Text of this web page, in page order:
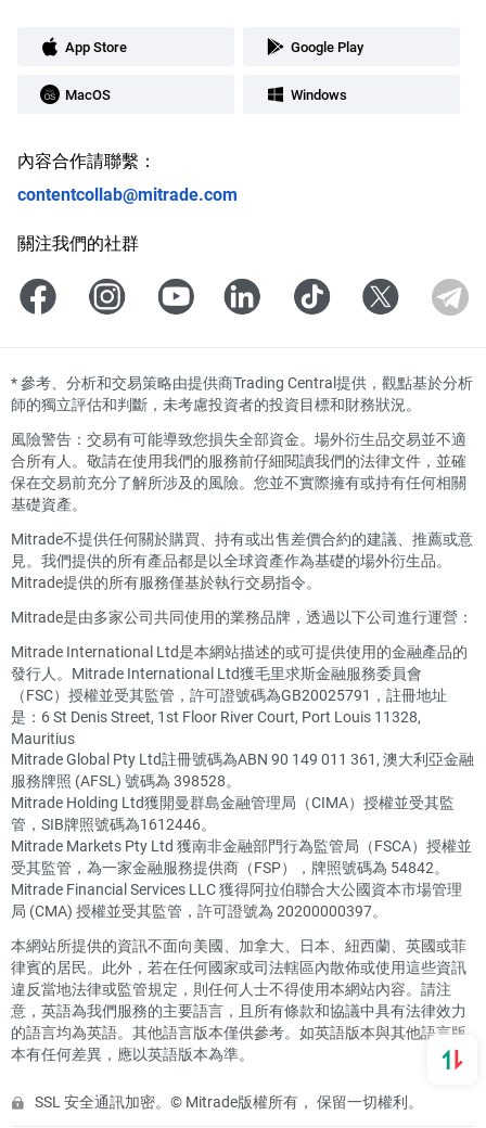
App Store Google Play
MacOS Windows
內容合作請聯繫：
contentcollab@mitrade.com
關注我們的社群
*參考、分析和交易策略由提供商Trading Central提供，觀點基於分析
師的獨立評估和判斷，未考慮投資者的投資目標和財務狀況。
風險警告：交易有可能導致您損失全部資金。場外衍生品交易並不適
合所有人。敬請在使用我們的服務前仔細閱讀我們的法律文件，並確
保在交易前充分了解所涉及的風險。您並不實際擁有或持有任何相關
基礎資產。
Mitrade不提供任何關於購買、持有或出售差價合約的建議、推薦或意
見。我們提供的所有產品都是以全球資產作為基礎的場外衍生品。
Mitrade提供的所有服務僅基於執行交易指令。
Mitrade是由多家公司共同使用的業務品牌，透過以下公司進行運營：
Mitrade International Ltd是本網站描述的或可提供使用的金融產品的
發行人。Mitrade International Ltd獲毛里求斯金融服務委員會
（FSC）授權並受其監管，許可證號碼為GB20025791，註冊地址
是：6 St Denis Street, 1st Floor River Court, Port Louis 11328,
Mauritius
Mitrade Global Pty Ltd註冊號碼為ABN 90 149 011 361, 澳大利亞金融
服務牌照 (AFSL) 號碼為 398528。
Mitrade Holding Ltd獲開曼群島金融管理局（CIMA）授權並受其監
管，SIB牌照號碼為1612446。
Mitrade Markets Pty Ltd 獲南非金融部門行為監管局（FSCA）授權並
受其監管，為一家金融服務提供商（FSP），牌照號碼為 54842。
Mitrade Financial Services LLC 獲得阿拉伯聯合大公國資本市場管理
局 (CMA) 授權並受其監管，許可證號為 20200000397。
本網站所提供的資訊不面向美國、加拿大、日本、紐西蘭、英國或菲
律賓的居民。此外，若在任何國家或司法轄區內散佈或使用這些資訊
違反當地法律或監管規定，則任何人士不得使用本網站內容。請注
意，英語為我們服務的主要語言，且所有條款和協議中具有法律效力
的語言均為英語。其他語言版本僅供參考。如英語版本與其他語言版
本有任何差異，應以英語版本為準。
SSL 安全通訊加密。© Mitrade版權所有， 保留一切權利。